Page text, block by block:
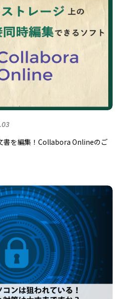
書を編集！Collabora Onlineのご